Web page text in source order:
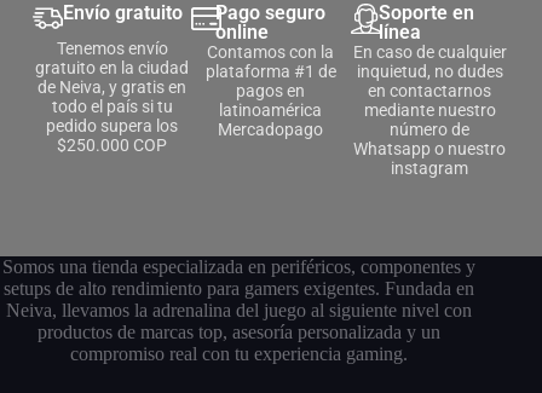
Envío gratuito
Tenemos envío
gratuito en la ciudad
de Neiva, y gratis en
todo el país si tu
pedido supera los
$250.000 COP
Pago seguro
online
Contamos con la
plataforma #1 de
pagos en
latinoamérica
Mercadopago
Soporte en
línea
En caso de cualquier
inquietud, no dudes
en contactarnos
mediante nuestro
número de
Whatsapp o nuestro
instagram
Somos una tienda especializada en periféricos, componentes y
setups de alto rendimiento para gamers exigentes. Fundada en
Neiva, llevamos la adrenalina del juego al siguiente nivel con
productos de marcas top, asesoría personalizada y un
compromiso real con tu experiencia gaming.